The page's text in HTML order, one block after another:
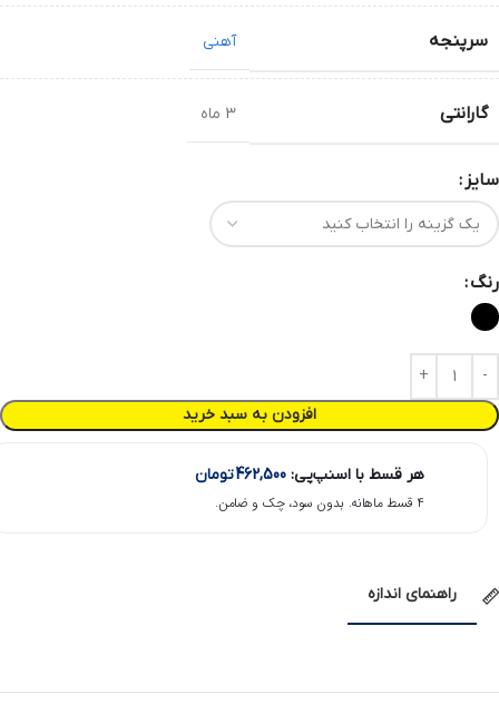
سرپنجه آهنی
گارانتی 3 ماه
سایز
رنگ
افزودن به سبد خرید
هر قسط با اسنپ‌پی: 462,500تومان
۴ قسط ماهانه. بدون سود، چک و ضامن.
راهنمای اندازه